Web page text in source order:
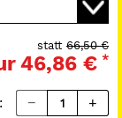
hier nicht mit
diese
zu
66,50 €
statt
46,86 € *